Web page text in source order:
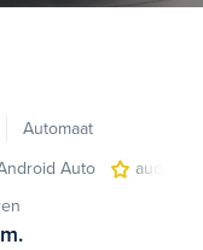
Automaat
Auto
audio